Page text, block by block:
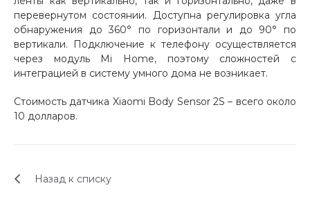
раз в 2
недели
plait.ru
перевернутом состоянии. Доступна регулировка угла
обнаружения до 360° по горизонтали и до 90° по
вертикали. Подключение к телефону осуществляется
через модуль Mi Home, поэтому сложностей с
интеграцией в систему умного дома не возникает.
Стоимость датчика Xiaomi Body Sensor 2S – всего около
10 долларов.
Назад к списку